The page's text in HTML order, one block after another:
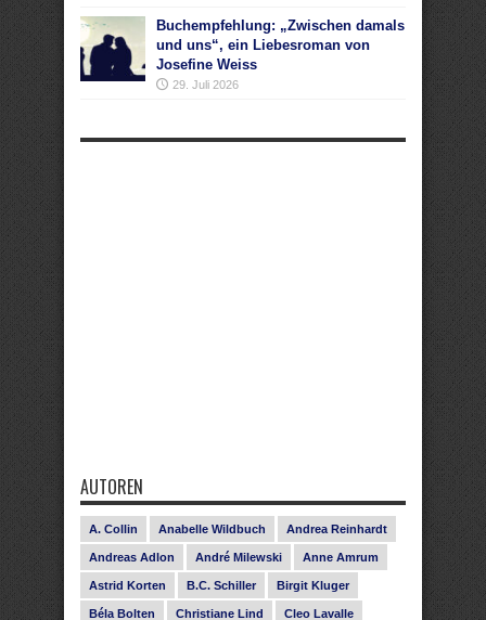
Buchempfehlung: „Zwischen damals
und uns“, ein Liebesroman von
Josefine Weiss
29. Juli 2026
AUTOREN
A. Collin Anabelle Wildbuch Andrea Reinhardt
Andreas Adlon André Milewski Anne Amrum
Astrid Korten B.C. Schiller Birgit Kluger
Béla Bolten Christiane Lind Cleo Lavalle